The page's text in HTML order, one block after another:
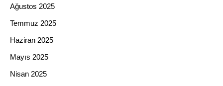
Ağustos 2025
Temmuz 2025
Haziran 2025
Mayıs 2025
Nisan 2025